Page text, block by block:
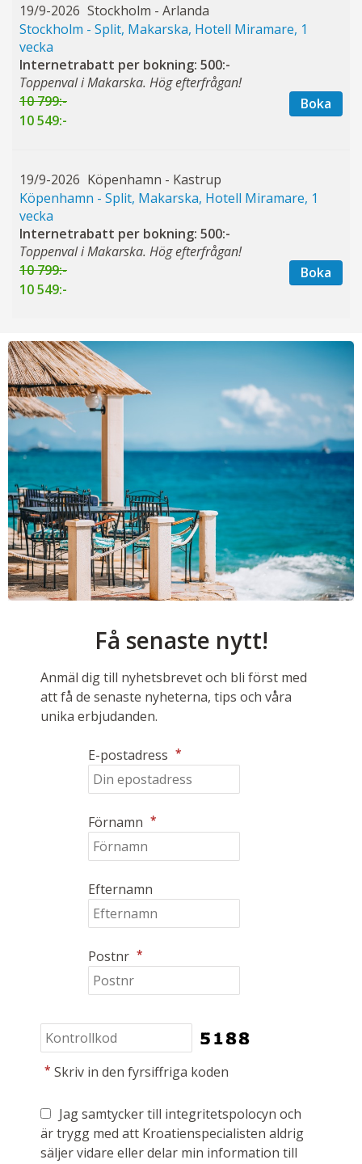
19/9-2026 Stockholm - Arlanda
Stockholm - Split, Makarska, Hotell Miramare, 1
vecka
Internetrabatt per bokning: 500:-
Toppenval i Makarska. Hög efterfrågan!
10 799:-
10 549:-
Boka
19/9-2026 Köpenhamn - Kastrup
Köpenhamn - Split, Makarska, Hotell Miramare, 1
vecka
Internetrabatt per bokning: 500:-
Toppenval i Makarska. Hög efterfrågan!
10 799:-
10 549:-
Boka
Få senaste nytt!
Anmäl dig till nyhetsbrevet och bli först med
att få de senaste nyheterna, tips och våra
unika erbjudanden.
E-postadress *
Förnamn *
Efternamn
Postnr *
* Skriv in den fyrsiffriga koden
Jag samtycker till integritetspolocyn och
är trygg med att Kroatienspecialisten aldrig
säljer vidare eller delar min information till